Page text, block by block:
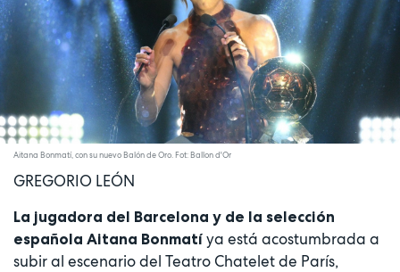
Aitana Bonmatí, con su nuevo Balón de Oro. Fot: Ballon d'Or
GREGORIO LEÓN
La jugadora del Barcelona y de la selección
española Aitana Bonmatí ya está acostumbrada a
subir al escenario del Teatro Chatelet de París,